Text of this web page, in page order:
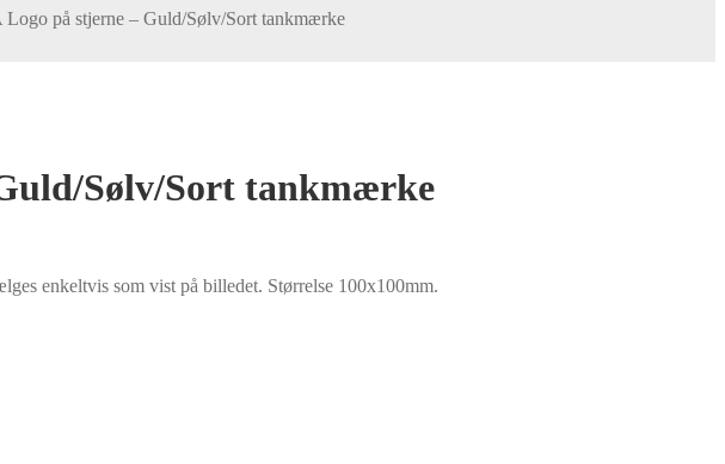
på stjerne – Guld/Sølv/Sort tankmærke
Sølv/Sort tankmærke
enkeltvis som vist på billedet. Størrelse 100x100mm.